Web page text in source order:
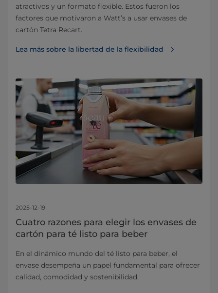
atractivos y un formato flexible. Estos fueron los
factores que motivaron a Watt’s a usar envases de
cartón Tetra Recart.
Lea más sobre la libertad de la flexibilidad
2025-12-19
Cuatro razones para elegir los envases de
cartón para té listo para beber
En el dinámico mundo del té listo para beber, el
envase desempeña un papel fundamental para ofrecer
calidad, comodidad y sostenibilidad.